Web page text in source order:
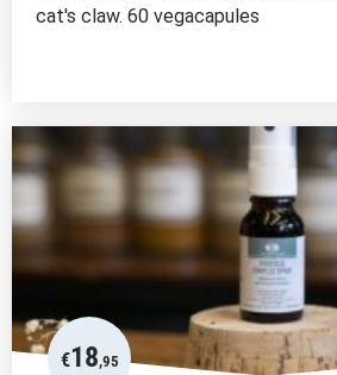
cat's claw. 60 vegacapules
€18,95